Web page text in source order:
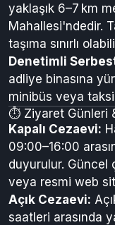
yaklaşık 6–7 km
Mahallesi'ndedir.
taşıma sınırlı
Denetimli
adliye binasına
minibüs veya taksi
⏱️ Ziyaret Günleri
Kapalı Cezaevi:
09:00–16:00
duyurulur. Güncel
veya resmi web
Açık Cezaevi:
saatleri arasında